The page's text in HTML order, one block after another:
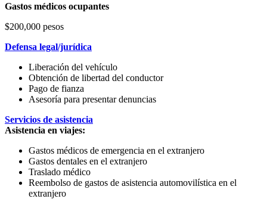
Gastos médicos ocupantes
$200,000 pesos
Defensa legal/jurídica
Liberación del vehículo
Obtención de libertad del conductor
Pago de fianza
Asesoría para presentar denuncias
Servicios de asistencia
Asistencia en viajes:
Gastos médicos de emergencia en el extranjero
Gastos dentales en el extranjero
Traslado médico
Reembolso de gastos de asistencia automovilística en el
extranjero